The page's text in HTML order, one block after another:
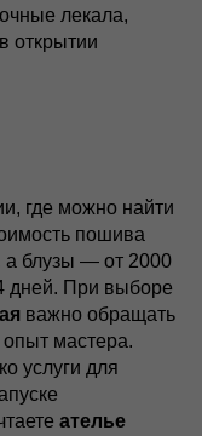
лекала,
открытии
где можно найти
пошива
а блузы — от 2000
дней. При выборе
важно обращать
мастера.
услуги для
ателье